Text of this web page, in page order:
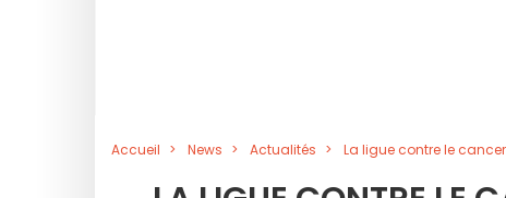
Accueil News Actualités La ligue contre le